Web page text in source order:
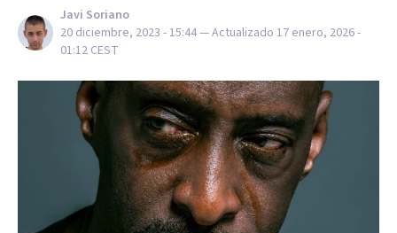
Javi Soriano
20 diciembre, 2023 - 15:44— Actualizado 17 enero, 2026 -
01:12 CEST